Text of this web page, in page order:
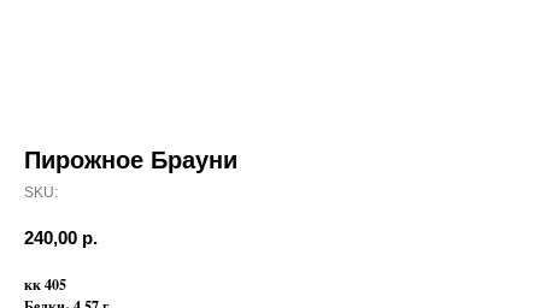
Пирожное Брауни
SKU:
240,00 р.
кк 405